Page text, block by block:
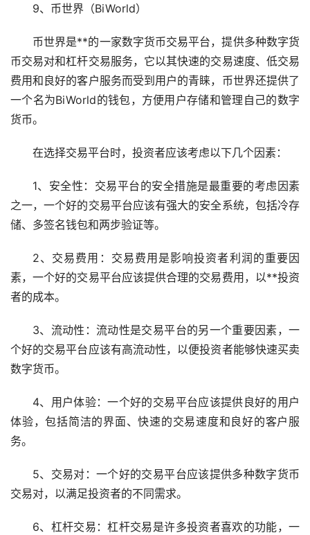
9、币世界（BiWorld）
币世界是**的一家数字货币交易平台，提供多种数字货
币交易对和杠杆交易服务，它以其快速的交易速度、低交易
费用和良好的客户服务而受到用户的青睐，币世界还提供了
一个名为BiWorld的钱包，方便用户存储和管理自己的数字
货币。
在选择交易平台时，投资者应该考虑以下几个因素：
1、安全性：交易平台的安全措施是最重要的考虑因素
之一，一个好的交易平台应该有强大的安全系统，包括冷存
储、多签名钱包和两步验证等。
2、交易费用：交易费用是影响投资者利润的重要因
素，一个好的交易平台应该提供合理的交易费用，以**投资
者的成本。
3、流动性：流动性是交易平台的另一个重要因素，一
个好的交易平台应该有高流动性，以便投资者能够快速买卖
数字货币。
4、用户体验：一个好的交易平台应该提供良好的用户
体验，包括简洁的界面、快速的交易速度和良好的客户服
务。
5、交易对：一个好的交易平台应该提供多种数字货币
交易对，以满足投资者的不同需求。
6、杠杆交易：杠杆交易是许多投资者喜欢的功能，一